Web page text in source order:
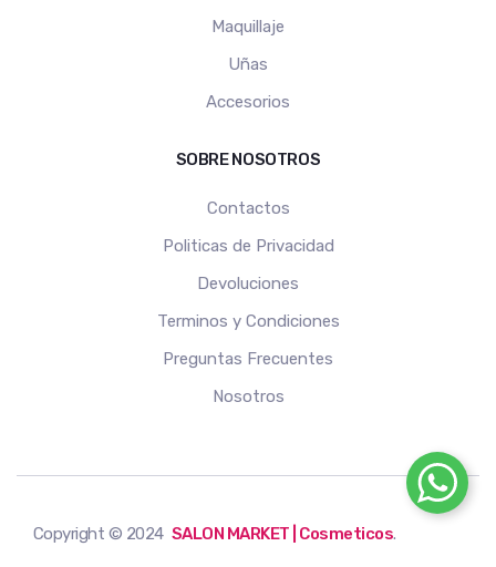
Maquillaje
Uñas
Accesorios
SOBRE NOSOTROS
Contactos
Politicas de Privacidad
Devoluciones
Terminos y Condiciones
Preguntas Frecuentes
Nosotros
Copyright © 2024 SALON MARKET | Cosmeticos.